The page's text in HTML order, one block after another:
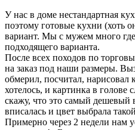
У нас в доме нестандартная
поэтому готовые кухни (хоть
вариант. Мы с мужем много
подходящего варианта.
После всех походов по
на заказ под наши размеры.
обмерил, посчитал,
хотелось, и картинка в голове
скажу, что это самый дешевый
вписалась и цвет выбрала
Примерно через 2 недели нам